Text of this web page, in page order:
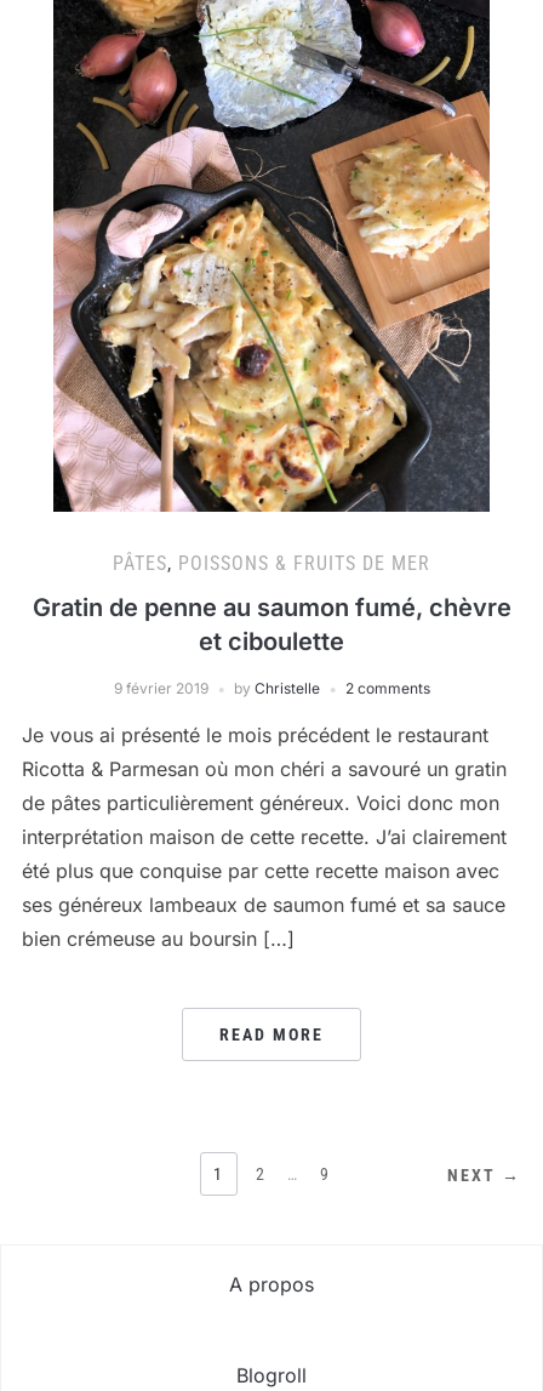
PÂTES, POISSONS & FRUITS DE MER
Gratin de penne au saumon fumé, chèvre
et ciboulette
9 février 2019 by Christelle 2 comments
Je vous ai présenté le mois précédent le restaurant
Ricotta & Parmesan où mon chéri a savouré un gratin
de pâtes particulièrement généreux. Voici donc mon
interprétation maison de cette recette. J’ai clairement
été plus que conquise par cette recette maison avec
ses généreux lambeaux de saumon fumé et sa sauce
bien crémeuse au boursin […]
READ MORE
1 2 … 9 NEXT →
A propos
Blogroll